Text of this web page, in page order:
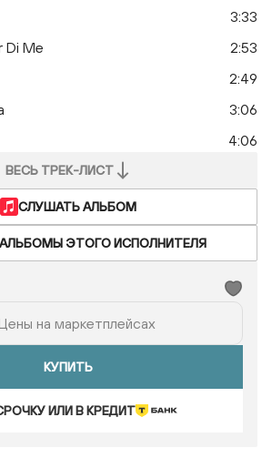
3:33
Di Me
2:53
2:49
3:06
4:06
ВЕСЬ ТРЕК-ЛИСТ
СЛУШАТЬ АЛЬБОМ
АЛЬБОМЫ ЭТОГО ИСПОЛНИТЕЛЯ
на маркетплейсах
КУПИТЬ
ИЛИ В КРЕДИТ